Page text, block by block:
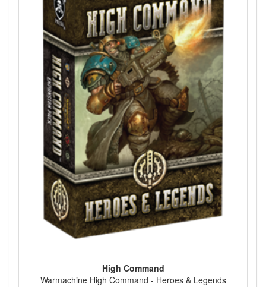
High Command
Warmachine High Command - Heroes & Legends